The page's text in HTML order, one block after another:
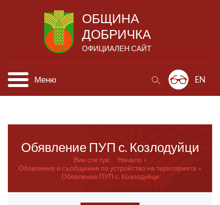
ОБЩИНА
ДОБРИЧКА
ОФИЦИАЛЕН САЙТ
Меню EN
Обявление ПУП с. Козлодуйци
Вие сте тук:
Начало
Обявления и съобщения по устройство на територията
Обявление ПУП с. Козлодуйци